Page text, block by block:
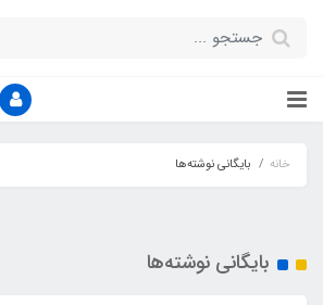
خانه بایگانی نوشته‌ها
بایگانی نوشته‌ها